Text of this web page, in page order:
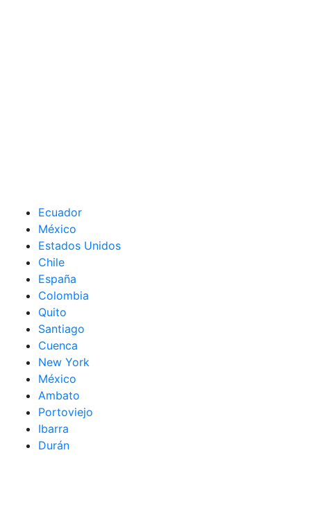
Ecuador
México
Estados Unidos
Chile
España
Colombia
Quito
Santiago
Cuenca
New York
México
Ambato
Portoviejo
Ibarra
Durán